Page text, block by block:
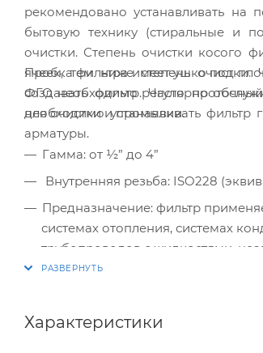
рекомендовано устанавливать
бытовую технику (стиральные и
очистки. Степень очистки косого
ячеек, тем ниже степень
создавать фильтр. Часто
необходимо устанавливать
арматуры.
Пробка фильтра имеет ушко под
ФГО необходимо регулярно
для очистки и промывки.
Гамма: от ½” до 4”
Внутренняя резьба: ISO228
Предназначение: фильтр
системах отопления, системах
трубопроводов с жидкостями,
Диапазон рабочих температур: от -
Фильтрующая способность: 500
Характеристики